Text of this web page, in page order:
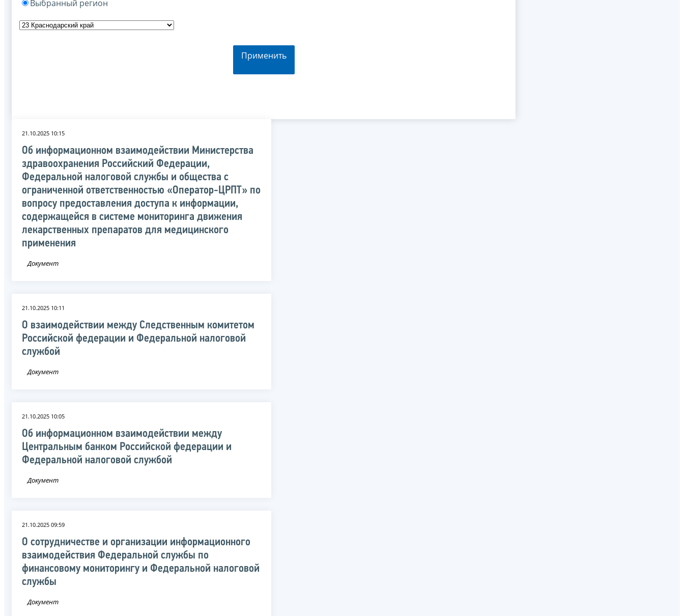
Выбранный регион
Применить
21.10.2025 10:15
Об информационном взаимодействии Министерства
здравоохранения Российский Федерации,
Федеральной налоговой службы и общества с
ограниченной ответственностью «Оператор-ЦРПТ» по
вопросу предоставления доступа к информации,
содержащейся в системе мониторинга движения
лекарственных препаратов для медицинского
применения
Документ
21.10.2025 10:11
О взаимодействии между Следственным комитетом
Российской федерации и Федеральной налоговой
службой
Документ
21.10.2025 10:05
Об информационном взаимодействии между
Центральным банком Российской федерации и
Федеральной налоговой службой
Документ
21.10.2025 09:59
О сотрудничестве и организации информационного
взаимодействия Федеральной службы по
финансовому мониторингу и Федеральной налоговой
службы
Документ